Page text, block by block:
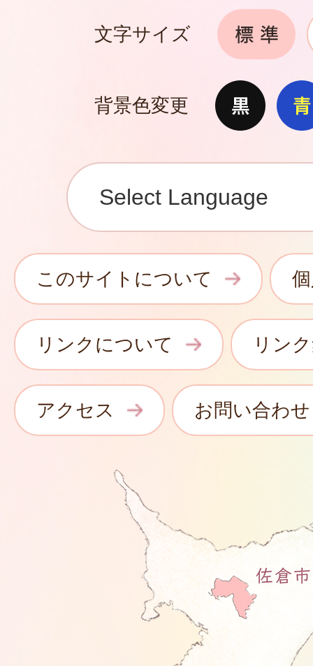
文字サイズ
背景色変更
このサイトについて
リンクについて リン
アクセス お問い合わせ